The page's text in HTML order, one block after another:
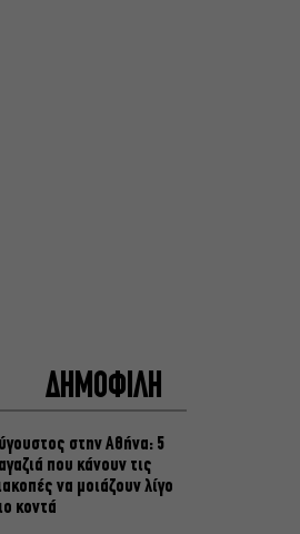
ΔΗΜΟΦΙΛΗ
στην Αθήνα: 5
που κάνουν τις
να μοιάζουν λίγο
κοντά